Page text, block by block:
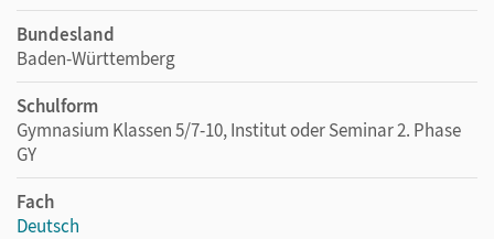
Bundesland
Baden-Württemberg
Schulform
Gymnasium Klassen 5/7-10, Institut oder Seminar 2. Phase
GY
Fach
Deutsch